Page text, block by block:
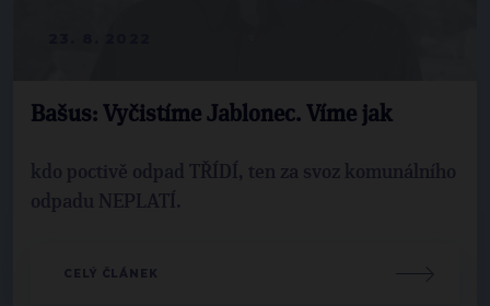
Bašus: Vyčistíme Jablonec. Víme jak
kdo poctivě odpad TŘÍDÍ, ten za svoz komunálního
odpadu NEPLATÍ.
CELÝ ČLÁNEK